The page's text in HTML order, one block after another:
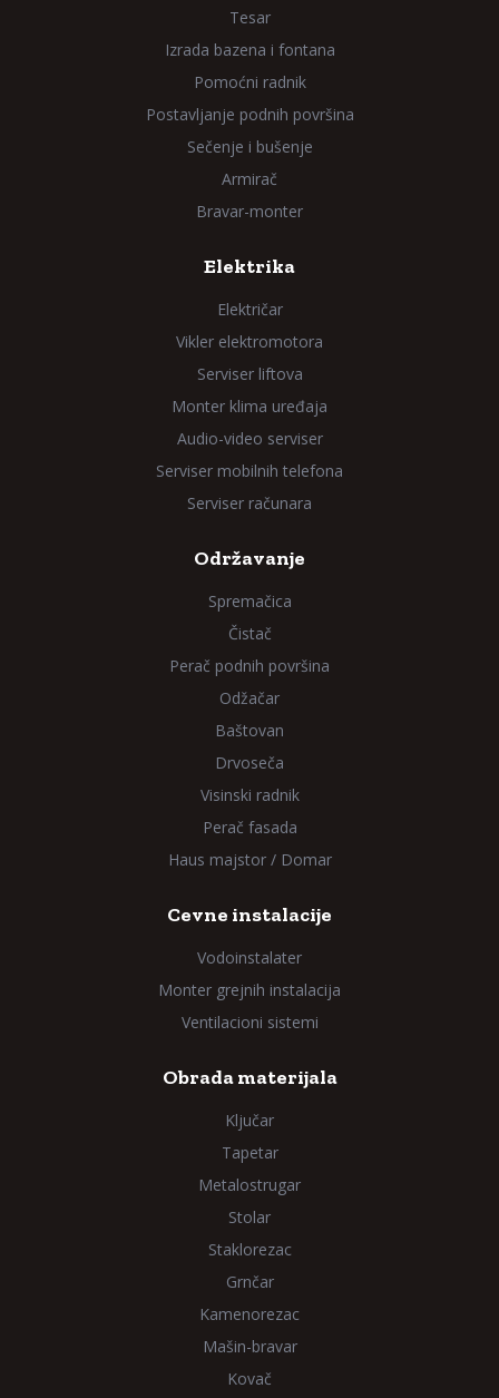
Tesar
Izrada bazena i fontana
Pomoćni radnik
Postavljanje podnih površina
Sečenje i bušenje
Armirač
Bravar-monter
Elektrika
Električar
Vikler elektromotora
Serviser liftova
Monter klima uređaja
Audio-video serviser
Serviser mobilnih telefona
Serviser računara
Održavanje
Spremačica
Čistač
Perač podnih površina
Odžačar
Baštovan
Drvoseča
Visinski radnik
Perač fasada
Haus majstor / Domar
Cevne instalacije
Vodoinstalater
Monter grejnih instalacija
Ventilacioni sistemi
Obrada materijala
Ključar
Tapetar
Metalostrugar
Stolar
Staklorezac
Grnčar
Kamenorezac
Mašin-bravar
Kovač